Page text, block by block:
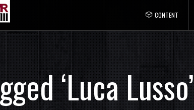
CONTENT
‘Luca Lusso’